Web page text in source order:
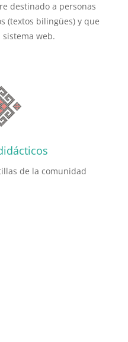
destinado a personas
(textos bilingües) y que
web.
de la comunidad